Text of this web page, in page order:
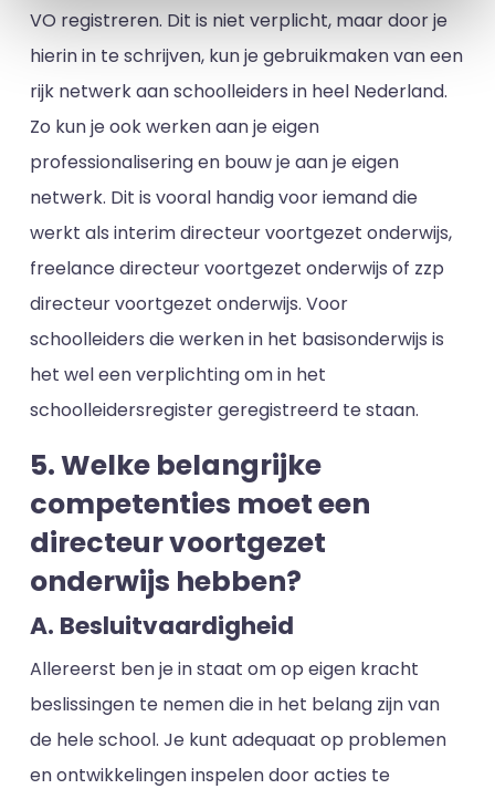
VO registreren. Dit is niet verplicht, maar door je
hierin in te schrijven, kun je gebruikmaken van een
rijk netwerk aan schoolleiders in heel Nederland.
Zo kun je ook werken aan je eigen
professionalisering en bouw je aan je eigen
netwerk. Dit is vooral handig voor iemand die
werkt als interim directeur voortgezet onderwijs,
freelance directeur voortgezet onderwijs of zzp
directeur voortgezet onderwijs. Voor
schoolleiders die werken in het basisonderwijs is
het wel een verplichting om in het
schoolleidersregister geregistreerd te staan.
5. Welke belangrijke
competenties moet een
directeur voortgezet
onderwijs hebben?
A. Besluitvaardigheid
Allereerst ben je in staat om op eigen kracht
beslissingen te nemen die in het belang zijn van
de hele school. Je kunt adequaat op problemen
en ontwikkelingen inspelen door acties te